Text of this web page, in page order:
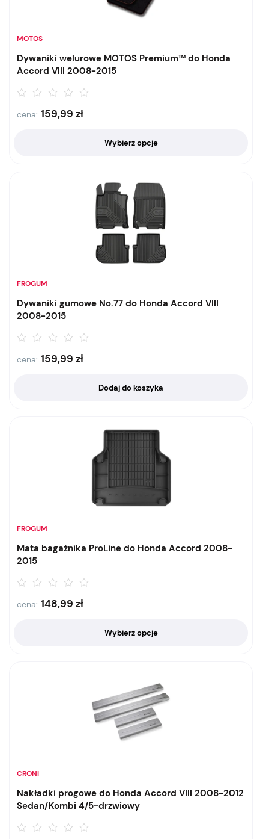
MOTOS
Dywaniki welurowe MOTOS Premium™ do Honda
Accord VIII 2008-2015
cena: 159,99 zł
Wybierz opcje
FROGUM
Dywaniki gumowe No.77 do Honda Accord VIII
2008-2015
cena: 159,99 zł
Dodaj do koszyka
FROGUM
Mata bagażnika ProLine do Honda Accord 2008-
2015
cena: 148,99 zł
Wybierz opcje
CRONI
Nakładki progowe do Honda Accord VIII 2008-2012
Sedan/Kombi 4/5-drzwiowy